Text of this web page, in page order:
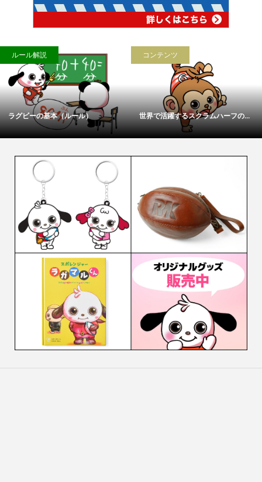
ルール解説
ラグビーの基本（ルール）
コンテンツ
世界で活躍するスクラムハーフの...